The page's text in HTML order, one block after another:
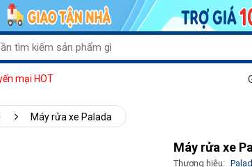
mại HOT Giảm
Máy rửa xe Palada
Máy rửa xe
Thương hiệu: